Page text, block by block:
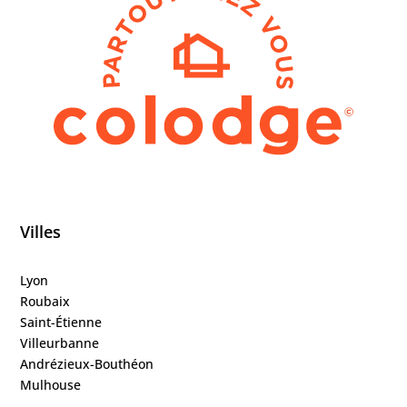
Villes
Lyon
Roubaix
Saint-Étienne
Villeurbanne
Andrézieux-Bouthéon
Mulhouse